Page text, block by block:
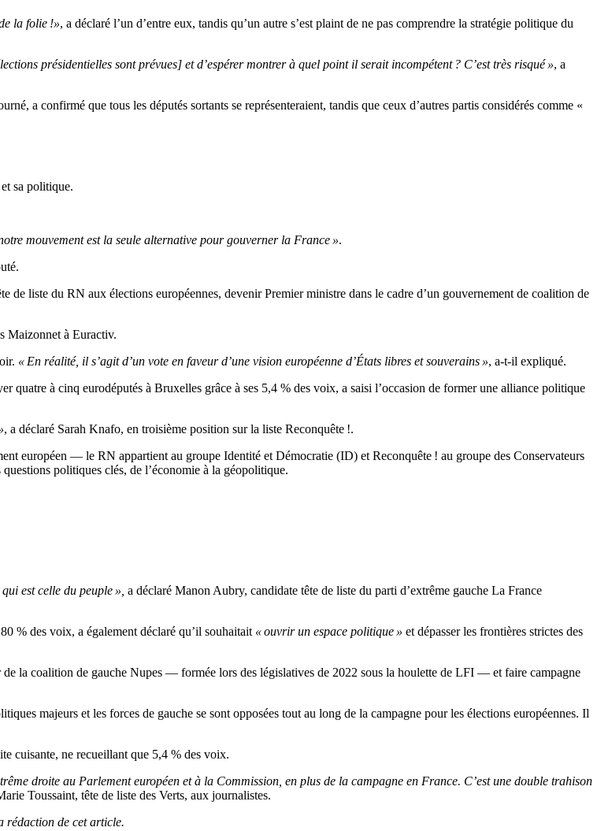
la folie !», a déclaré l’un d’entre eux, tandis qu’un autre s’est plaint de ne pas comprendre la stratégie politique du
présidentielles sont prévues] et d’espérer montrer à quel point il serait incompétent ? C’est très risqué », a
a confirmé que tous les députés sortants se représenteraient, tandis que ceux d’autres partis considérés comme «
sa politique.
mouvement est la seule alternative pour gouverner la France ».
de liste du RN aux élections européennes, devenir Premier ministre dans le cadre d’un gouvernement de coalition de
Maizonnet à Euractiv.
« En réalité, il s’agit d’un vote en faveur d’une vision européenne d’États libres et souverains », a-t-il expliqué.
à cinq eurodéputés à Bruxelles grâce à ses 5,4 % des voix, a saisi l’occasion de former une alliance politique
, a déclaré Sarah Knafo, en troisième position sur la liste Reconquête !.
européen — le RN appartient au groupe Identité et Démocratie (ID) et Reconquête ! au groupe des Conservateurs
politiques clés, de l’économie à la géopolitique.
est celle du peuple », a déclaré Manon Aubry, candidate tête de liste du parti d’extrême gauche La France
% des voix, a également déclaré qu’il souhaitait « ouvrir un espace politique » et dépasser les frontières strictes des
la coalition de gauche Nupes — formée lors des législatives de 2022 sous la houlette de LFI — et faire campagne
majeurs et les forces de gauche se sont opposées tout au long de la campagne pour les élections européennes. Il
cuisante, ne recueillant que 5,4 % des voix.
droite au Parlement européen et à la Commission, en plus de la campagne en France. C’est une double trahison
Toussaint, tête de liste des Verts, aux journalistes.
rédaction de cet article.